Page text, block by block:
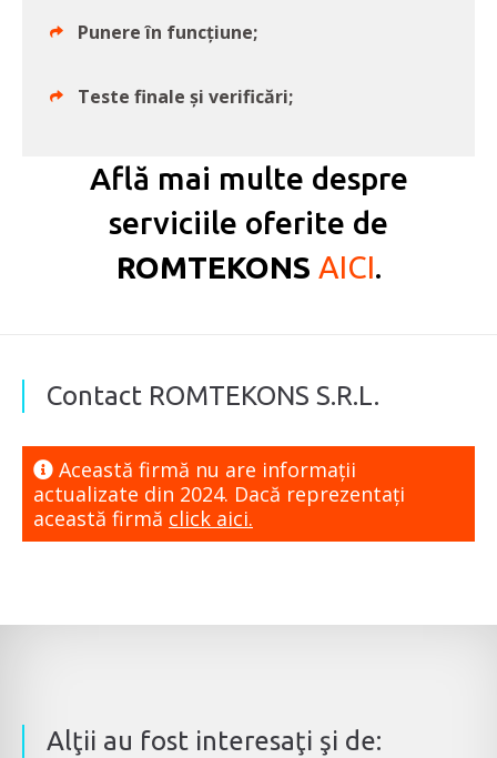
Punere în funcțiune;
Teste finale și verificări;
Află mai multe despre
serviciile oferite de
ROMTEKONS AICI.
Contact ROMTEKONS S.R.L.
Această firmă nu are informaţii
actualizate din 2024. Dacă reprezentaţi
această firmă click aici.
Alţii au fost interesaţi şi de: